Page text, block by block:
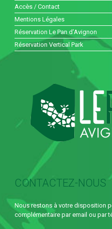
Accès / Contact
Mentions Légales
Réservation Le Pan d’Avignon
Réservation Vertical Park
CONTACTEZ-NOUS
Nous restons à votre disposition
complémentaire par email ou par